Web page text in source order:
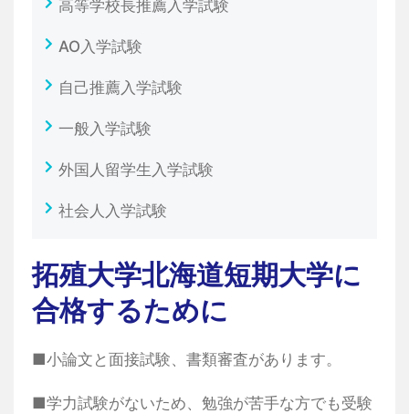
高等学校長推薦入学試験
AO入学試験
自己推薦入学試験
一般入学試験
外国人留学生入学試験
社会人入学試験
拓殖大学北海道短期大学に
合格するために
■小論文と面接試験、書類審査があります。
■学力試験がないため、勉強が苦手な方でも受験